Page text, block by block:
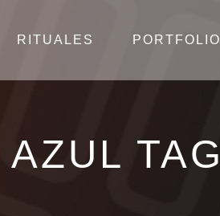
RITUALES PORTFOLIO
TAG